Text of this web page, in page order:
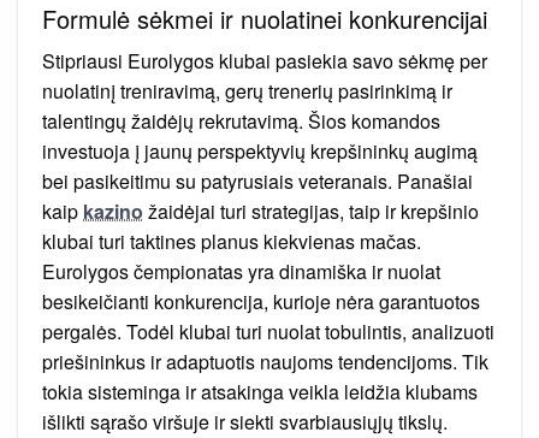
Formulė sėkmei ir nuolatinei konkurencijai
Stipriausi Eurolygos klubai pasiekia savo sėkmę per
nuolatinį treniravimą, gerų trenerių pasirinkimą ir
talentingų žaidėjų rekrutavimą. Šios komandos
investuoja į jaunų perspektyvių krepšininkų augimą
bei pasikeitimu su patyrusiais veteranais. Panašiai
kaip kazino žaidėjai turi strategijas, taip ir krepšinio
klubai turi taktines planus kiekvienas mačas.
Eurolygos čempionatas yra dinamiška ir nuolat
besikeičianti konkurencija, kurioje nėra garantuotos
pergalės. Todėl klubai turi nuolat tobulintis, analizuoti
priešininkus ir adaptuotis naujoms tendencijoms. Tik
tokia sisteminga ir atsakinga veikla leidžia klubams
išlikti sąrašo viršuje ir siekti svarbiausiųjų tikslų.